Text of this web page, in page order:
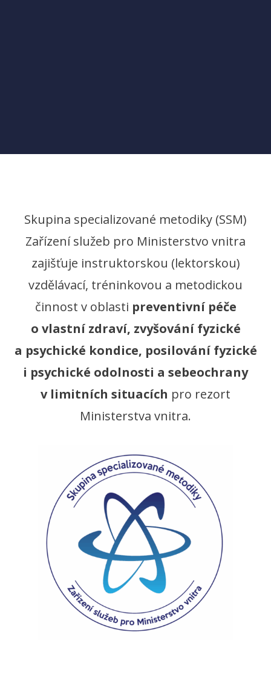
Skupina specializované metodiky (SSM)
Zařízení služeb pro Ministerstvo vnitra
zajišťuje instruktorskou (lektorskou)
vzdělávací, tréninkovou a metodickou
činnost v oblasti preventivní péče
o vlastní zdraví, zvyšování fyzické
a psychické kondice, posilování fyzické
i psychické odolnosti a sebeochrany
v limitních situacích pro rezort
Ministerstva vnitra.